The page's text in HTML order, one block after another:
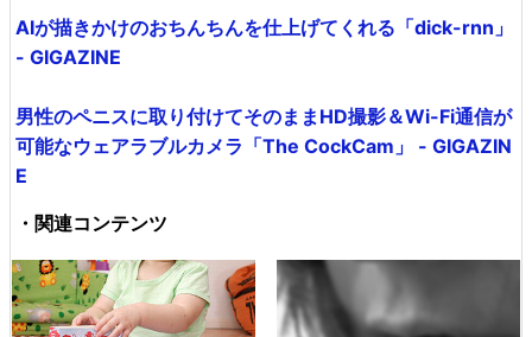
AIが描きかけのおちんちんを仕上げてくれる「dick-rnn」
- GIGAZINE
男性のペニスに取り付けてそのままHD撮影＆Wi-Fi通信が
可能なウェアラブルカメラ「The CockCam」 - GIGAZIN
E
・関連コンテンツ